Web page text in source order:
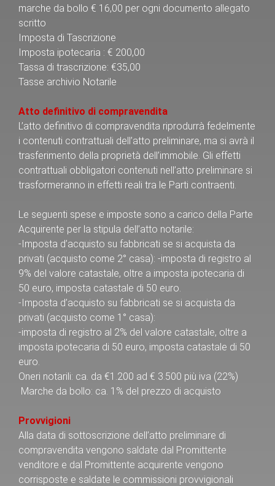
marche da bollo € 16,00 per ogni documento allegato
scritto
Imposta di Tascrizione
Imposta ipotecaria : € 200,00
Tassa di trascrizione: €35,00
Tasse archivio Notarile
Atto definitivo di compravendita
L’atto definitivo di compravendita riprodurrà fedelmente
i contenuti contrattuali dell’atto preliminare, ma si avrà il
trasferimento della proprietà dell’immobile. Gli effetti
contrattuali obbligatori contenuti nell’atto preliminare si
trasformeranno in effetti reali tra le Parti contraenti.
Le seguenti spese e imposte sono a carico della Parte
Acquirente per la stipula dell’atto notarile:
-Imposta d’acquisto su fabbricati se si acquista da
privati (acquisto come 2° casa): -imposta di registro al
9% del valore catastale, oltre a imposta ipotecaria di
50 euro, imposta catastale di 50 euro.
-Imposta d’acquisto su fabbricati se si acquista da
privati (acquisto come 1° casa):
-imposta di registro al 2% del valore catastale, oltre a
imposta ipotecaria di 50 euro, imposta catastale di 50
euro.
Oneri notarili: ca. da €1.200 ad € 3.500 più iva (22%)
Marche da bollo: ca. 1% del prezzo di acquisto
Provvigioni
Alla data di sottoscrizione dell’atto preliminare di
compravendita vengono saldate dal Promittente
venditore e dal Promittente acquirente vengono
corrisposte e saldate le commissioni provvigionali